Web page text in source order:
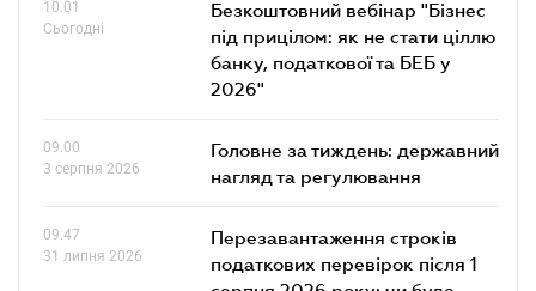
10.01
Сьогодні
Безкоштовний вебінар "Бізнес
під прицілом: як не стати ціллю
банку, податкової та БЕБ у
2026"
09.00
3 серпня 2026
Головне за тиждень: державний
нагляд та регулювання
09.47
31 липня 2026
Перезавантаження строків
податкових перевірок після 1